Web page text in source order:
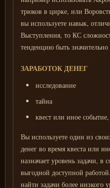
трюков в цирке, или
вы используете навык,
Выступления, то КС
тенденцию быть
ЗАРАБОТОК ДЕНЕГ
исследование
тайна
квест или иное
Вы используете один из
денег во время квеста или
назначает уровень задачи, в
выгодной доступной
найти задачи более низкого